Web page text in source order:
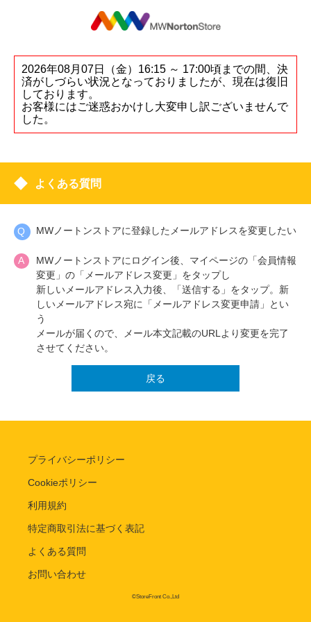
2026年08月07日（金）16:15 ～ 17:00頃までの間、決
済がしづらい状況となっておりましたが、現在は復旧
しております。
お客様にはご迷惑おかけし大変申し訳ございませんで
した。
よくある質問
MWノートンストアに登録したメールアドレスを変更したい
MWノートンストアにログイン後、マイページの「会員情報
変更」の「メールアドレス変更」をタップし
新しいメールアドレス入力後、「送信する」をタップ。新
しいメールアドレス宛に「メールアドレス変更申請」とい
う
メールが届くので、メール本文記載のURLより変更を完了
させてください。
戻る
プライバシーポリシー
Cookieポリシー
利用規約
特定商取引法に基づく表記
よくある質問
お問い合わせ
©StoreFront Co.,Ltd